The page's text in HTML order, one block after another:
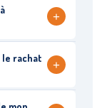
+
rachat
+